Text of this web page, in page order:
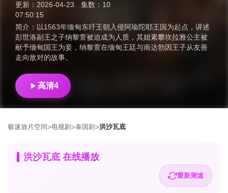
更新： 2026-04-23
07:50:15
集数： 10
简介： 以1563年缅甸东吁王朝入侵阿瑜陀耶王国为起点，讲述
彭世洛副王之子纳黎萱被迫成为人质，其姐素攀坎拉雅公主被
献予缅甸国王为妾，纳黎萱在缅甸王廷与南达勃因王子从友善
走向敌对的故事。
高清4
极速放片空间>电视剧 >泰国剧 >洪沙瓦底
洪沙瓦底 在线播放
重新测速